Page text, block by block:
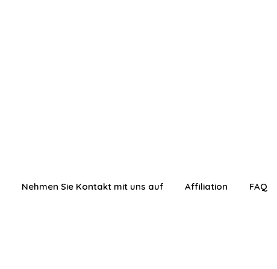
Nehmen Sie Kontakt mit uns auf Affiliation FAQ